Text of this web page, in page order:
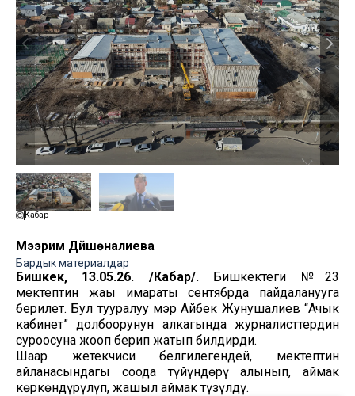
Кабар
Мээрим Дүйшөналиева
Бардык материалдар
Бишкек, 13.05.26. /Кабар/. Бишкектеги №23
мектептин жаңы имараты сентябрда пайдаланууга
берилет. Бул тууралуу мэр Айбек Жунушалиев “Ачык
кабинет” долбоорунун алкагында журналисттердин
суроосуна жооп берип жатып билдирди.
Шаар жетекчиси белгилегендей, мектептин
айланасындагы соода түйүндөрү алынып, аймак
көркөндүрүлүп, жашыл аймак түзүлдү.